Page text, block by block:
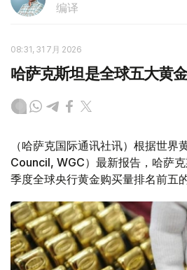
编译
08:31, 31 7月 2026
哈萨克斯坦是全球五大黄
（哈萨克国际通讯社讯）根据世
Council, WGC）最新报告，哈萨
季度全球央行黄金购买量排名前五